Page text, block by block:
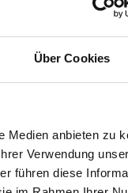
Über Cookies
Medien anbieten zu
Verwendung
führen diese
des
zu